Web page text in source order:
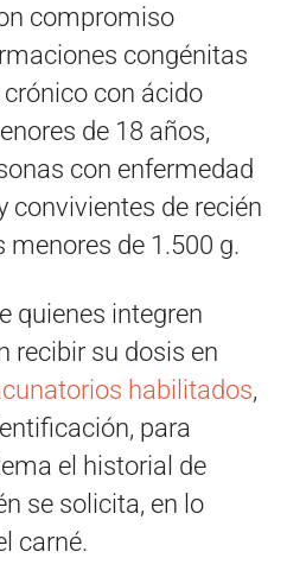
compromiso
congénitas
con ácido
de 18 años,
con enfermedad
convivientes de recién
de 1.500 g.
quienes integren
recibir su dosis en
habilitados,
para
el historial de
se solicita, en lo
carné.